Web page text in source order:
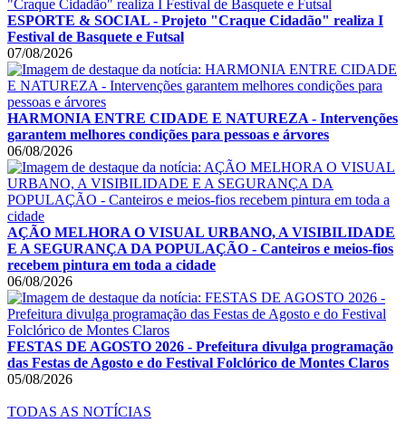
ESPORTE & SOCIAL - Projeto "Craque Cidadão" realiza I
Festival de Basquete e Futsal
07/08/2026
HARMONIA ENTRE CIDADE E NATUREZA - Intervenções
garantem melhores condições para pessoas e árvores
06/08/2026
AÇÃO MELHORA O VISUAL URBANO, A VISIBILIDADE
E A SEGURANÇA DA POPULAÇÃO - Canteiros e meios-fios
recebem pintura em toda a cidade
06/08/2026
FESTAS DE AGOSTO 2026 - Prefeitura divulga programação
das Festas de Agosto e do Festival Folclórico de Montes Claros
05/08/2026
TODAS AS NOTÍCIAS